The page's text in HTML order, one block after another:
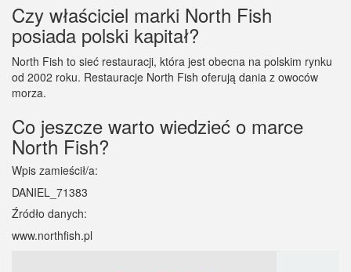
Czy właściciel marki North Fish
posiada polski kapitał?
North Fish to sieć restauracji, która jest obecna na polskim rynku
od 2002 roku. Restauracje North Fish oferują dania z owoców
morza.
Co jeszcze warto wiedzieć o marce
North Fish?
Wpis zamieścił/a:
DANIEL_71383
Źródło danych:
www.northfish.pl